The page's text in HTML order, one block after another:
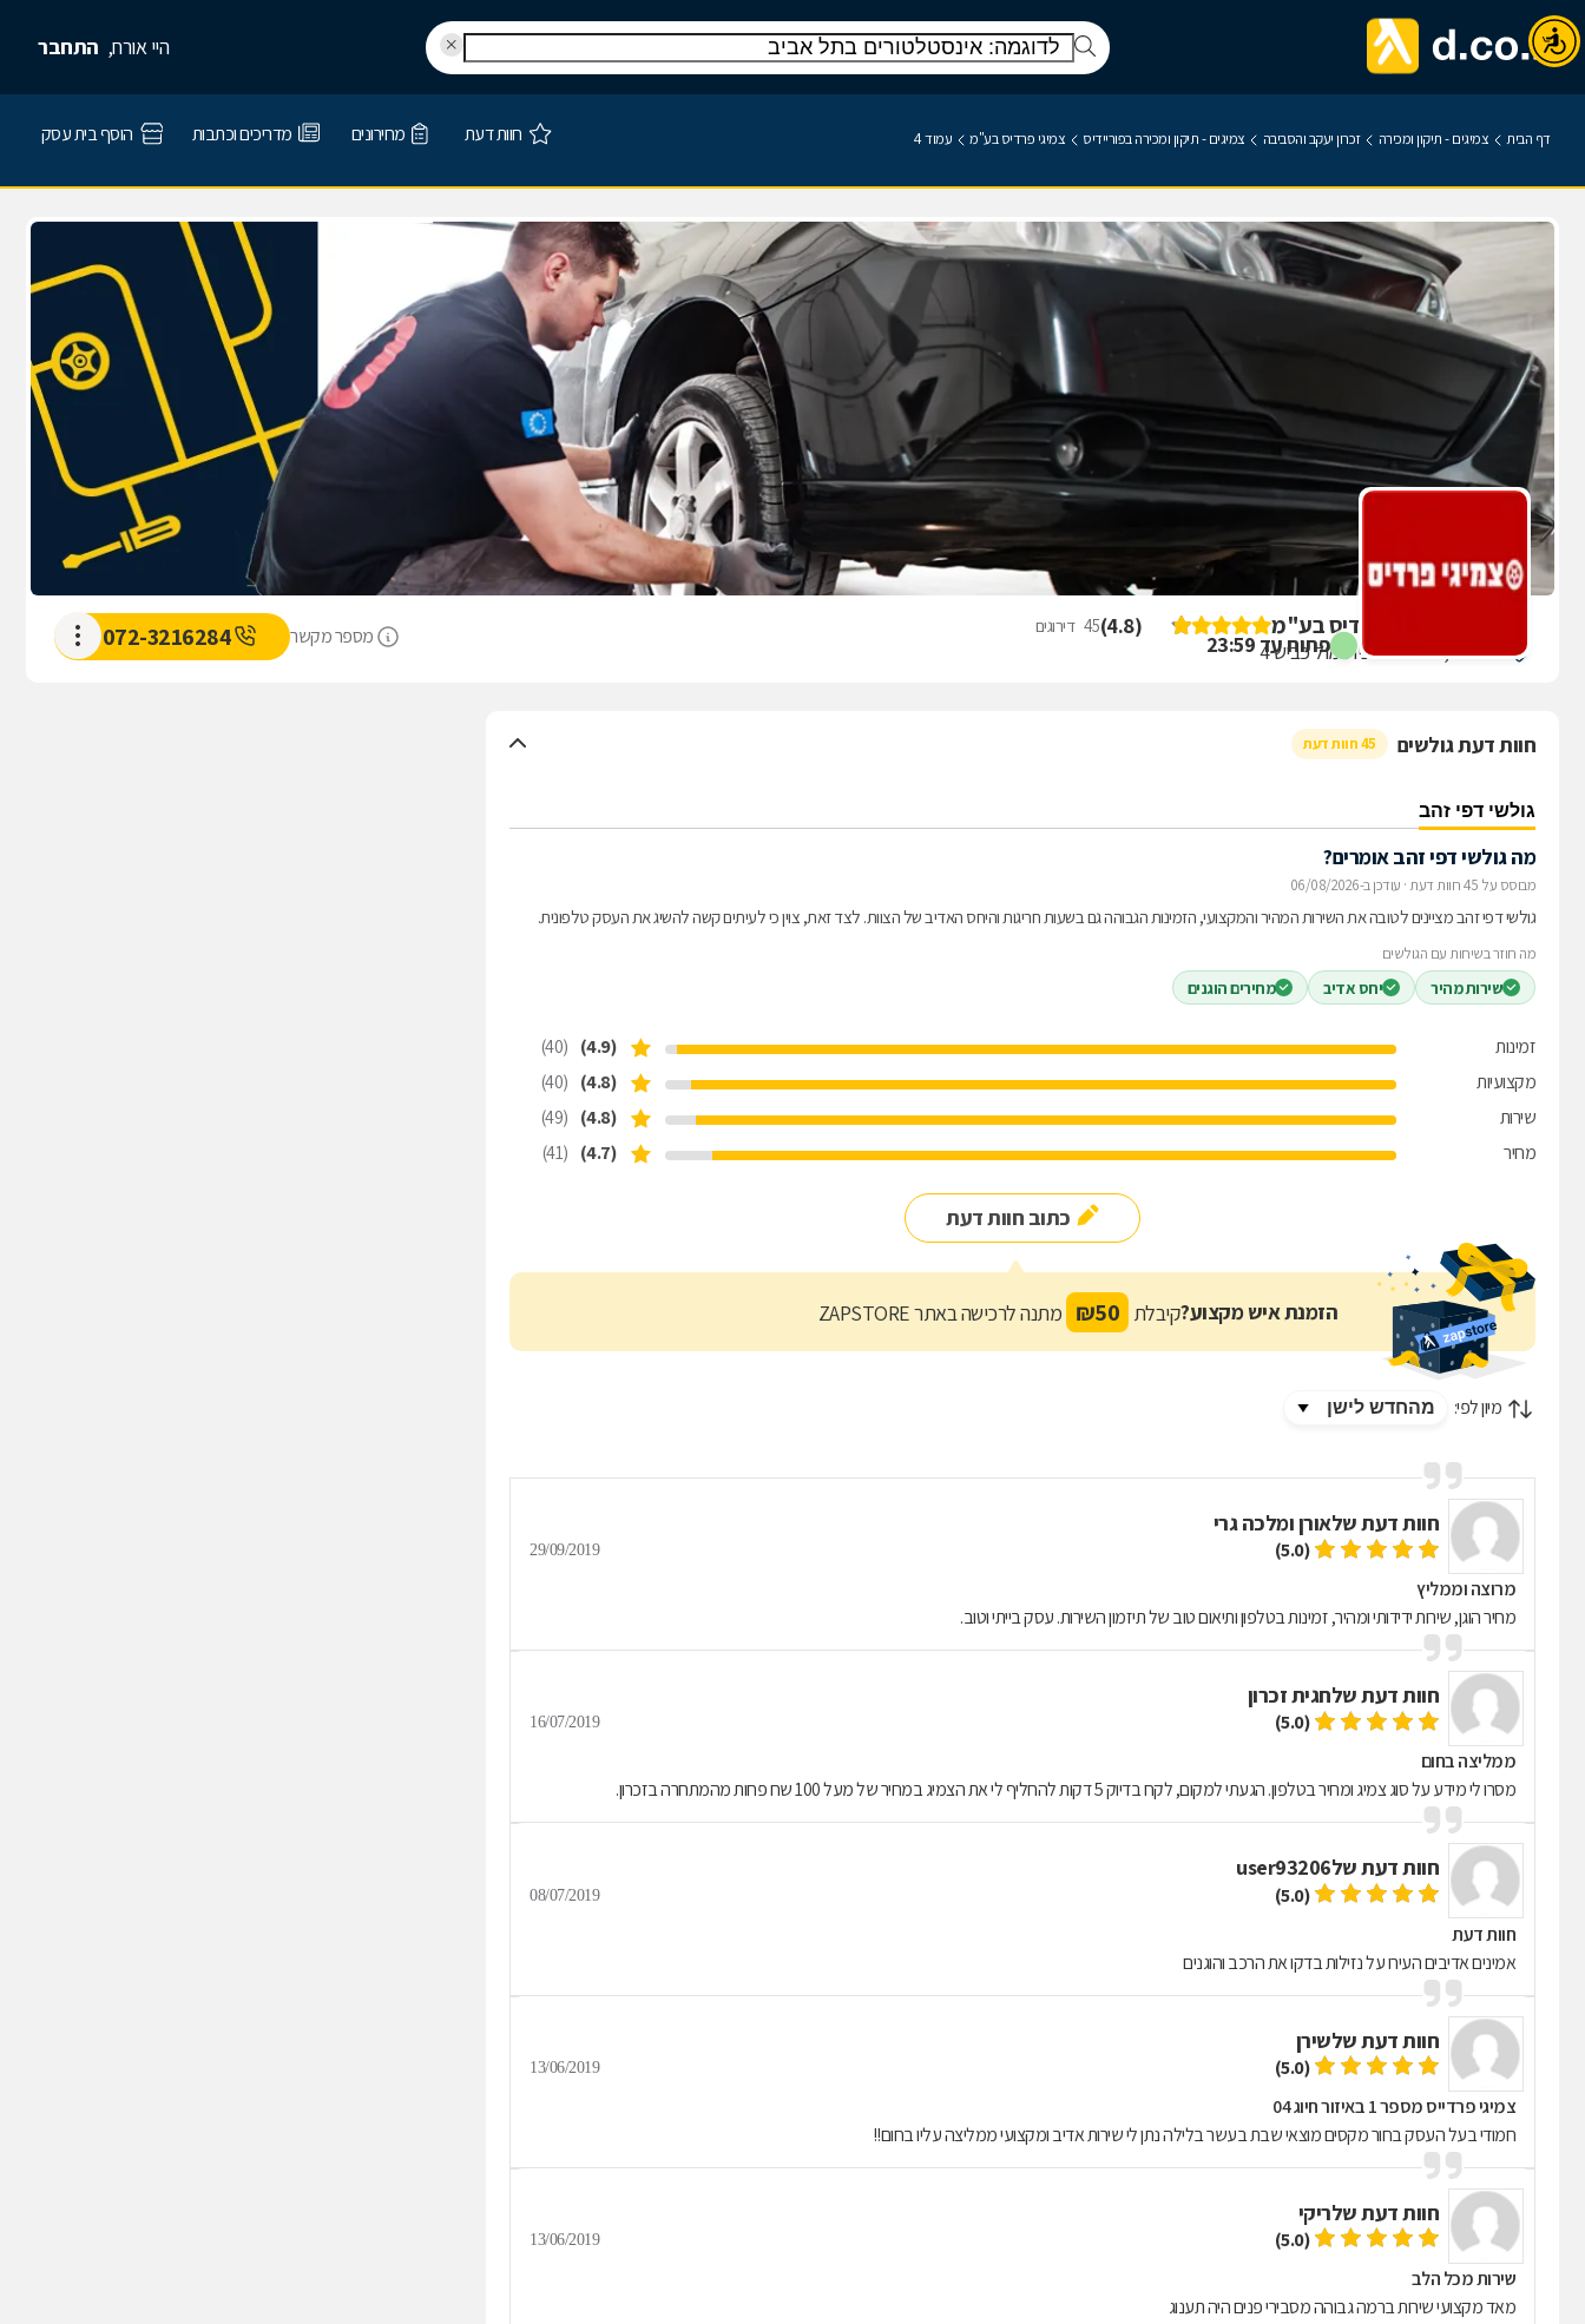
היי אורח, התחבר
דף הבית צמיגים - תיקון ומכירה זכרון יעקב והסביבה צמיגים - תיקון ומכירה בפוריידיס צמיגי פרדיס בע"מ עמוד 4 חוות דעת מחירונים מדריכים וכתבות הוסף בית עסק
פתוח עד 23:59
ביקורת על צמיגי פרדיס בע"מ (
4.8
)
45 דירוגים
פוריידיס, כניסה צפונית מול כביש 4
מספר מקשר 072-3216284
חוות דעת גולשים 45 חוות דעת
גולשי דפי זהב
מה גולשי דפי זהב אומרים?
מבוסס על 45 חוות דעת · עודכן ב-06/08/2026
גולשי דפי זהב מציינים לטובה את השירות המהיר והמקצועי, הזמינות הגבוהה גם בשעות חריגות והיחס האדיב של הצוות. לצד זאת, צוין כי לעיתים קשה להשיג את העסק טלפונית.
מה חוזר בשיחות עם הגולשים
שירות מהיר יחס אדיב מחירים הוגנים
זמינות (4.9)
(40)
מקצועיות
(4.8)
(40)
שירות
(4.8)
(49)
מחיר
(4.7)
(41)
כתוב חוות דעת
הזמנת איש מקצוע?קיבלת 50
₪ מתנה לרכישה באתר ZAPSTORE
מיון לפי:
חוות דעת שלאורן ומלכה גרי
(5.0)
29/09/2019
מרוצה וממליץ
מחיר הוגן, שירות ידידותי ומהיר, זמינות בטלפון ותיאום טוב של תיזמון השירות. עסק בייתי וטוב.
חוות דעת שלחגית זכרון
(5.0)
16/07/2019
ממליצה בחום
מסרו לי מידע על סוג צמיג ומחיר בטלפון. הגעתי למקום, לקח בדיוק 5 דקות להחליף לי את הצמיג במחיר של מעל 100 שח פחות מהמתחרה בזכרון.
חוות דעת שלuser93206
(5.0)
08/07/2019
חוות דעת
אמינים אדיבים העירו על נזילות בדקו את הרכב והוגנים
חוות דעת שלשירן
(5.0)
13/06/2019
צמיגי פרדייס מספר 1 באיזור חיוג 04
חמודי בעל העסק בחור מקסים מוצאי שבת בעשר בלילה נתן לי שירות אדיב ומקצועי ממליצה עליו בחום!!
חוות דעת שלריקי
(5.0)
13/06/2019
שירות מכל הלב
מאד מקצועי שירות ברמה גבוהה מסבירי פנים היה תענוג